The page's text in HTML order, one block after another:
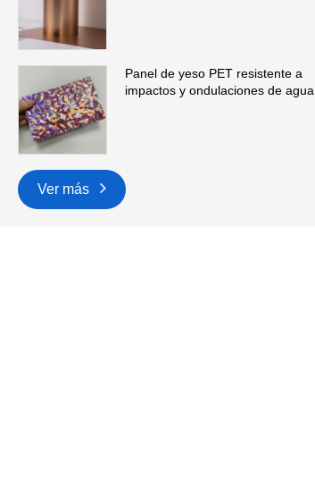
Panel de yeso PET resistente a
impactos y ondulaciones de agua
Ver más